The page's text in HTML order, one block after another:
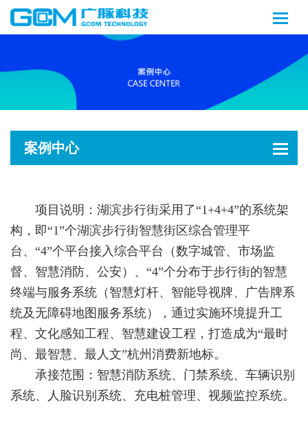
案例中心
项目说明：湖滨步行街采用了“1+4+4”的系统架
构，即“1”个湖滨步行街智慧街区综合管理平
台、“4”个平台接入综合平台（数字城管、市场监
督、智慧消防、公安）、“4”个分布于步行街的智慧
终端与服务系统（智慧灯杆、智能导视牌、广告牌系
统及无障碍地图服务系统），通过实施环境提升工
程、文化感知工程、智慧建设工程，打造成为“最时
尚、最智慧、最人文”杭州消费新地标。
承接范围：智慧消防系统、门禁系统、车辆识别
系统、人脸识别系统、充电桩管理、视频监控系统。